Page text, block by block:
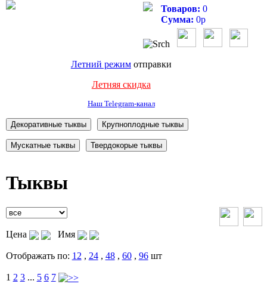
Товаров: 0
Сумма: 0р
Летний режимотправки
Летняя скидка
Наш Telegram-канал
Тыквы
Цена Имя
Отображать по: 12 , 24, 48, 60, 96шт
1 2 3 ... 5 6 7